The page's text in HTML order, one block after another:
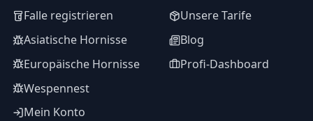
Falle registrieren
Asiatische Hornisse
Europäische Hornisse
Wespennest
Mein Konto
Unsere Tarife
Blog
Profi-Dashboard